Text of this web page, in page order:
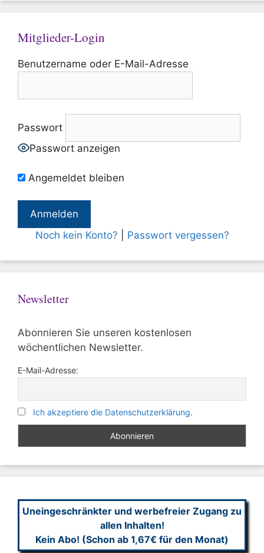
Mitglieder-Login
Benutzername oder E-Mail-Adresse
Passwort
Passwort anzeigen
Angemeldet bleiben
Noch kein Konto? Passwort vergessen?
Newsletter
Abonnieren Sie unseren kostenlosen
wöchentlichen Newsletter.
E-Mail-Adresse:
Ich akzeptiere die Datenschutzerklärung.
Uneingeschränkter und werbefreier Zugang zu
allen Inhalten!
Kein Abo! (Schon ab 1,67€ für den Monat)